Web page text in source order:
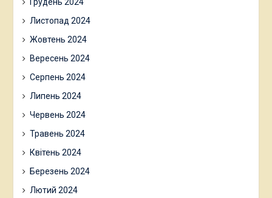
Листопад 2024
Жовтень 2024
Вересень 2024
Серпень 2024
Липень 2024
Червень 2024
Травень 2024
Квітень 2024
Березень 2024
Лютий 2024